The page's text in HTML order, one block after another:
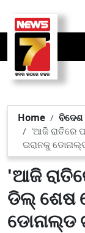
Home
ବିଦେଶ
'ଆଜି ରାତିରେ
ଇରାନକୁ
'ଆଜି
ଡିଲ୍ ଶେଷ
ଡୋନାଲ୍ଡ